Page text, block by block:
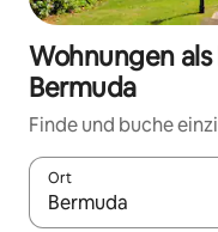
Wohnungen
Bermuda
Finde und buche
Ort
Wenn Ergebnisse